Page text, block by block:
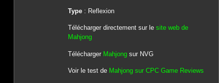
Type: Reflexion
Télécharger directement sur le site web de
Mahjong
Télécharger Mahjongsur NVG
Voir le test de Mahjong sur CPC Game Reviews